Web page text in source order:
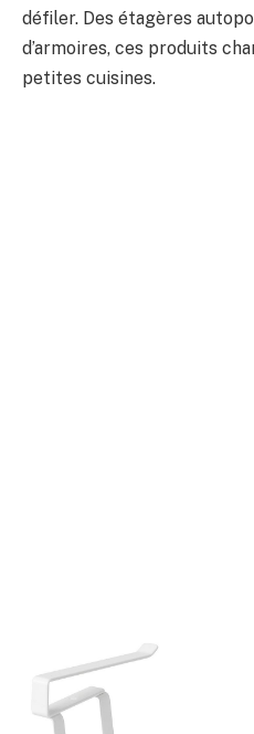
défiler. Des étagères
d’armoires, ces produits
petites cuisines.